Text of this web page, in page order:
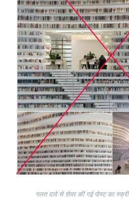
गलत दावे से शेयर की गई पोस्ट का